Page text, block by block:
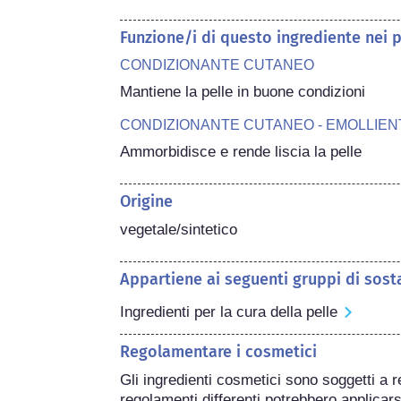
Funzione/i di questo ingrediente nei
CONDIZIONANTE CUTANEO
Mantiene la pelle in buone condizioni
CONDIZIONANTE CUTANEO -
Ammorbidisce e rende liscia la pelle
Origine
vegetale/sintetico
Appartiene ai seguenti gruppi di
Ingredienti per la cura della pelle
Regolamentare i cosmetici
Gli ingredienti cosmetici sono soggetti a